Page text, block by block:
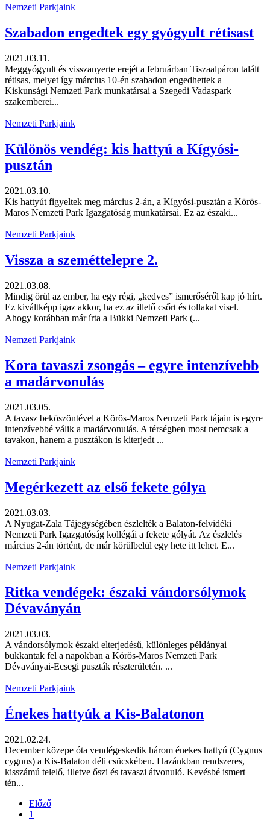
Nemzeti Parkjaink
Szabadon engedtek egy gyógyult rétisast
2021.03.11.
Meggyógyult és visszanyerte erejét a februárban Tiszaalpáron talált
rétisas, melyet így március 10-én szabadon engedhettek a
Kiskunsági Nemzeti Park munkatársai a Szegedi Vadaspark
szakemberei...
Nemzeti Parkjaink
Különös vendég: kis hattyú a Kígyósi-
pusztán
2021.03.10.
Kis hattyút figyeltek meg március 2-án, a Kígyósi-pusztán a Körös-
Maros Nemzeti Park Igazgatóság munkatársai. Ez az északi...
Nemzeti Parkjaink
Vissza a szeméttelepre 2.
2021.03.08.
Mindig örül az ember, ha egy régi, „kedves” ismerőséről kap jó hírt.
Ez kiváltképp igaz akkor, ha ez az illető csőrt és tollakat visel.
Ahogy korábban már írta a Bükki Nemzeti Park (...
Nemzeti Parkjaink
Kora tavaszi zsongás – egyre intenzívebb
a madárvonulás
2021.03.05.
A tavasz beköszöntével a Körös-Maros Nemzeti Park tájain is egyre
intenzívebbé válik a madárvonulás. A térségben most nemcsak a
tavakon, hanem a pusztákon is kiterjedt ...
Nemzeti Parkjaink
Megérkezett az első fekete gólya
2021.03.03.
A Nyugat-Zala Tájegységében észlelték a Balaton-felvidéki
Nemzeti Park Igazgatóság kollégái a fekete gólyát. Az észlelés
március 2-án történt, de már körülbelül egy hete itt lehet. E...
Nemzeti Parkjaink
Ritka vendégek: északi vándorsólymok
Dévaványán
2021.03.03.
A vándorsólymok északi elterjedésű, különleges példányai
bukkantak fel a napokban a Körös-Maros Nemzeti Park
Dévaványai-Ecsegi puszták részterületén. ...
Nemzeti Parkjaink
Énekes hattyúk a Kis-Balatonon
2021.02.24.
December közepe óta vendégeskedik három énekes hattyú (Cygnus
cygnus) a Kis-Balaton déli csücskében. Hazánkban rendszeres,
kisszámú telelő, illetve őszi és tavaszi átvonuló. Kevésbé ismert
tén...
Előző
1